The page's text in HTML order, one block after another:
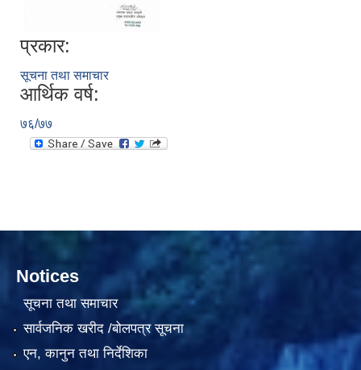
प्रकार:
सूचना तथा समाचार
आर्थिक वर्ष:
७६/७७
Notices
सूचना तथा समाचार
सार्वजनिक खरीद /बोलपत्र सूचना
एन, कानुन तथा निर्देशिका